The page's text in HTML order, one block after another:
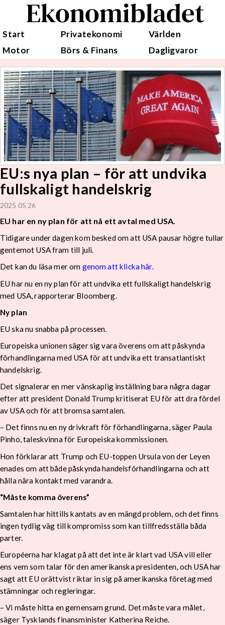
Ekonomibladet
Start Privatekonomi
Världen
Motor
Börs & Finans Dagligvaror
EU:s nya plan – för att undvika
fullskaligt handelskrig
2025 05 26
EU har en ny plan för att nå ett avtal med USA.
Tidigare under dagen kom besked om att USA pausar högre tullar
gentemot USA fram till juli.
Det kan du läsa mer om genom att klicka här.
EU har nu en ny plan för att undvika ett fullskaligt handelskrig
med USA, rapporterar Bloomberg.
Ny plan
EU ska nu snabba på processen.
Europeiska unionen säger sig vara överens om att påskynda
förhandlingarna med USA för att undvika ett transatlantiskt
handelskrig.
Det signalerar en mer vänskaplig inställning bara några dagar
efter att president Donald Trump kritiserat EU för att dra fördel
av USA och för att bromsa samtalen.
– Det finns nu en ny drivkraft för förhandlingarna, säger Paula
Pinho, taleskvinna för Europeiska kommissionen.
Hon förklarar att Trump och EU-toppen Ursula von der Leyen
enades om att både påskynda handelsförhandlingarna och att
hålla nära kontakt med varandra.
“Måste komma överens”
Samtalen har hittills kantats av en mängd problem, och det finns
ingen tydlig väg till kompromiss som kan tillfredsställa båda
parter.
Européerna har klagat på att det inte är klart vad USA vill eller
ens vem som talar för den amerikanska presidenten, och USA har
sagt att EU orättvist riktar in sig på amerikanska företag med
stämningar och regleringar.
– Vi måste hitta en gemensam grund. Det måste vara målet,
säger Tysklands finansminister Katherina Reiche.